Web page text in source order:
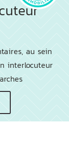
au sein
interlocuteur